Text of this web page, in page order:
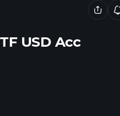
USD Acc